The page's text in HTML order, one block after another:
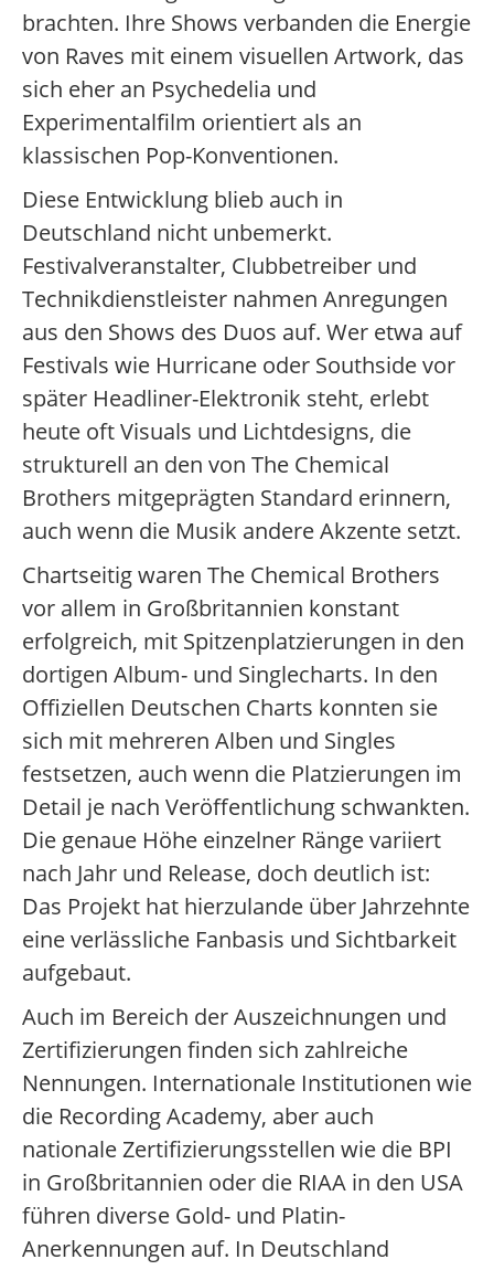
brachten. Ihre Shows verbanden die Energie
von Raves mit einem visuellen Artwork, das
sich eher an Psychedelia und
Experimentalfilm orientiert als an
klassischen Pop-Konventionen.
Diese Entwicklung blieb auch in
Deutschland nicht unbemerkt.
Festivalveranstalter, Clubbetreiber und
Technikdienstleister nahmen Anregungen
aus den Shows des Duos auf. Wer etwa auf
Festivals wie Hurricane oder Southside vor
später Headliner-Elektronik steht, erlebt
heute oft Visuals und Lichtdesigns, die
strukturell an den von The Chemical
Brothers mitgeprägten Standard erinnern,
auch wenn die Musik andere Akzente setzt.
Chartseitig waren The Chemical Brothers
vor allem in Großbritannien konstant
erfolgreich, mit Spitzenplatzierungen in den
dortigen Album- und Singlecharts. In den
Offiziellen Deutschen Charts konnten sie
sich mit mehreren Alben und Singles
festsetzen, auch wenn die Platzierungen im
Detail je nach Veröffentlichung schwankten.
Die genaue Höhe einzelner Ränge variiert
nach Jahr und Release, doch deutlich ist:
Das Projekt hat hierzulande über Jahrzehnte
eine verlässliche Fanbasis und Sichtbarkeit
aufgebaut.
Auch im Bereich der Auszeichnungen und
Zertifizierungen finden sich zahlreiche
Nennungen. Internationale Institutionen wie
die Recording Academy, aber auch
nationale Zertifizierungsstellen wie die BPI
in Großbritannien oder die RIAA in den USA
führen diverse Gold- und Platin-
Anerkennungen auf. In Deutschland